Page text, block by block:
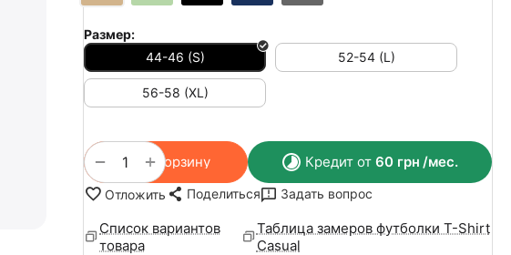
Размер:
44-46 (S)
52-54 (L)
56-58 (XL)
+
− В корзину Кредит от 60грн /мес.
Отложить Поделиться Задать вопрос
Список вариантов
товара
Таблица замеров футболки T-Shirt
Casual